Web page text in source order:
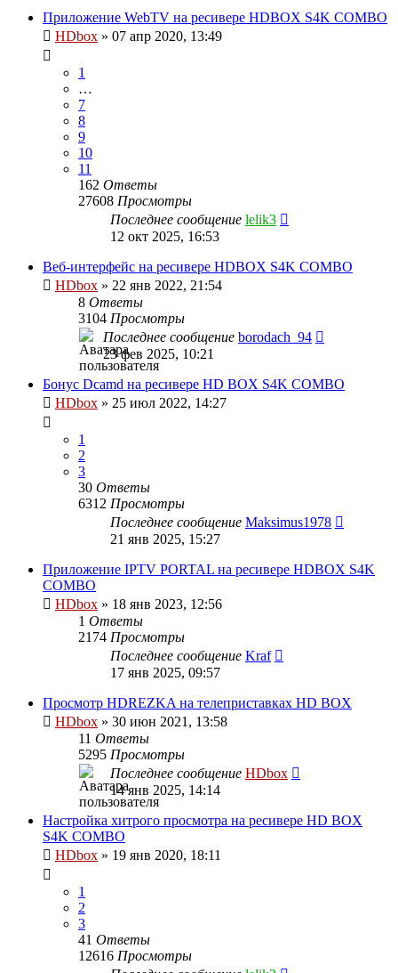
Приложение WebTV на ресивере HDBOX S4K COMBO
HDbox » 07 апр 2020, 13:49
1
…
7
8
9
10
11
162 Ответы
27608 Просмотры
Последнее сообщение lelik3
12 окт 2025, 16:53
Веб-интерфейс на ресивере HDBOX S4K COMBO
HDbox » 22 янв 2022, 21:54
8 Ответы
3104 Просмотры
Последнее сообщение borodach_94
23 фев 2025, 10:21
Бонус Dcamd на ресивере HD BOX S4K COMBO
HDbox » 25 июл 2022, 14:27
1
2
3
30 Ответы
6312 Просмотры
Последнее сообщение Maksimus1978
21 янв 2025, 15:27
Приложение IPTV PORTAL на ресивере HDBOX S4K
COMBO
HDbox » 18 янв 2023, 12:56
1 Ответы
2174 Просмотры
Последнее сообщение Kraf
17 янв 2025, 09:57
Просмотр HDREZKA на телеприставках HD BOX
HDbox » 30 июн 2021, 13:58
11 Ответы
5295 Просмотры
Последнее сообщение HDbox
14 янв 2025, 14:14
Настройка хитрого просмотра на ресивере HD BOX
S4K COMBO
HDbox » 19 янв 2020, 18:11
1
2
3
41 Ответы
12616 Просмотры